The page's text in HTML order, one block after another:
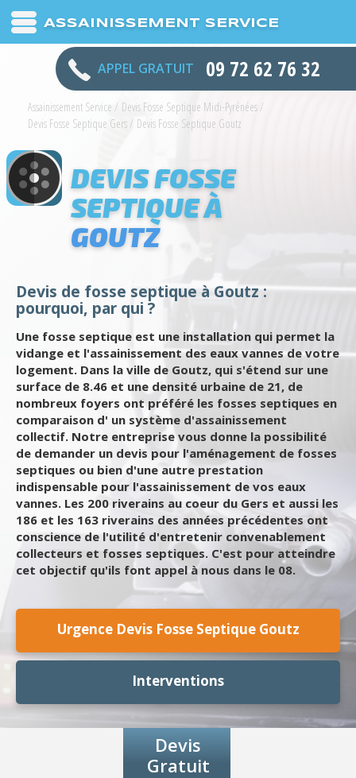
ASSAINISSEMENT SERVICE
APPEL GRATUIT 09 72 62 76 32
Assainissement Service / Devis Fosse Septique Midi-Pyrénées /
Devis Fosse Septique Gers/ Devis Fosse Septique Goutz
DEVIS FOSSE
SEPTIQUE À
GOUTZ
Devis de fosse septique à Goutz :
pourquoi, par qui ?
Une fosse septique est une installation qui permet la
vidange et l'assainissement des eaux vannes de votre
logement. Dans la ville de Goutz, qui s'étend sur une
surface de 8.46 et une densité urbaine de 21, de
nombreux foyers ont préféré les fosses septiques en
comparaison d' un système d'assainissement
collectif. Notre entreprise vous donne la possibilité
de demander un devis pour l'aménagement de fosses
septiques ou bien d'une autre prestation
indispensable pour l'assainissement de vos eaux
vannes. Les 200 riverains au coeur du Gers et aussi les
186 et les 163 riverains des années précédentes ont
conscience de l'utilité d'entretenir convenablement
collecteurs et fosses septiques. C'est pour atteindre
cet objectif qu'ils font appel à nous dans le 08.
Urgence Devis Fosse Septique Goutz
Interventions
Devis
Gratuit